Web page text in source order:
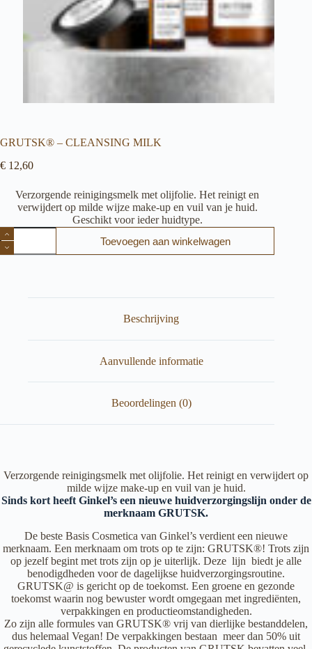
GRUTSK® – CLEANSING MILK
€ 12,60
Verzorgende reinigingsmelk met olijfolie. Het reinigt en
verwijdert op milde wijze make-up en vuil van je huid.
Geschikt voor ieder huidtype.
GRUTSK®
–
CLEANSING
Toevoegen aan winkelwagen
Beschrijving
Aanvullende informatie
Beoordelingen (0)
Verzorgende reinigingsmelk met olijfolie. Het reinigt en verwijdert op
milde wijze make-up en vuil van je huid.
Sinds kort heeft Ginkel’s een nieuwe huidverzorgingslijn onder de
merknaam GRUTSK.
De beste Basis Cosmetica van Ginkel’s verdient een nieuwe
merknaam. Een merknaam om trots op te zijn: GRUTSK®! Trots zijn
op jezelf begint met trots zijn op je uiterlijk. Deze lijn biedt je alle
benodigdheden voor de dagelijkse huidverzorgingsroutine.
GRUTSK@ is gericht op de toekomst. Een groene en gezonde
toekomst waarin nog bewuster wordt omgegaan met ingrediënten,
verpakkingen en productieomstandigheden.
Zo zijn alle formules van GRUTSK® vrij van dierlijke bestanddelen,
dus helemaal Vegan! De verpakkingen bestaan meer dan 50% uit